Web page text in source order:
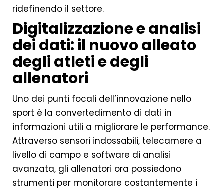
ridefinendo il settore.
Digitalizzazione e analisi
dei dati: il nuovo alleato
degli atleti e degli
allenatori
Uno dei punti focali dell’innovazione nello
sport è la convertedimento di dati in
informazioni utili a migliorare le performance.
Attraverso sensori indossabili, telecamere a
livello di campo e software di analisi
avanzata, gli allenatori ora possiedono
strumenti per monitorare costantemente i